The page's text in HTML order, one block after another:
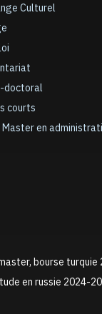
Culturel
doctoral
courts
Master en
bourse turquie
en russie 2024-